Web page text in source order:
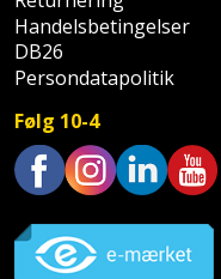
Stige
Tænger
Tapetværktøj
Overfræser
Polermaskine
Rillefræser
Sikkerhed
i
hjemmet
Skydelåge
Handelsbetingelser
DB26
Persondatapolitik
Følg 10-4